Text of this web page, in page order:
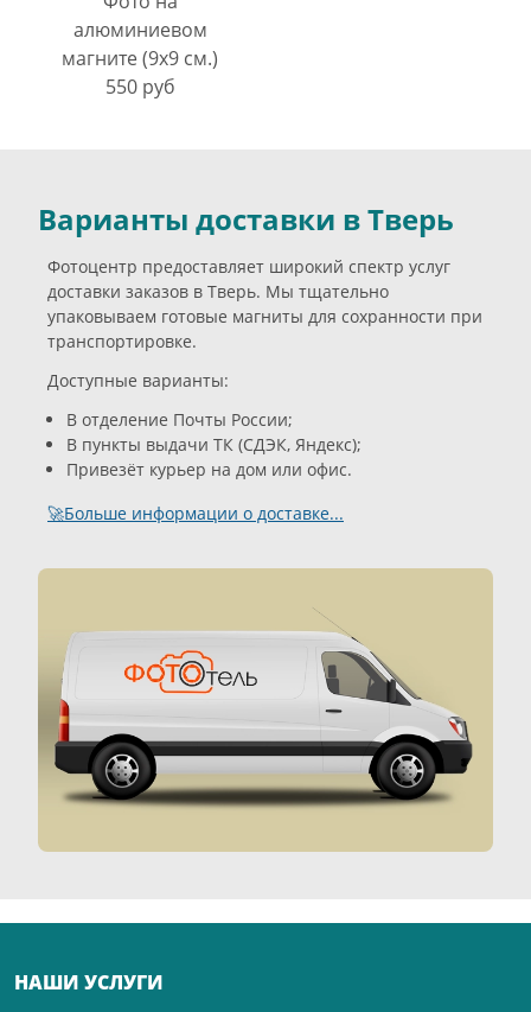
алюминиевом
магните (9х9 см.)
550 руб
Варианты доставки в Тверь
Фотоцентр предоставляет широкий спектр услуг
доставки заказов в Тверь. Мы тщательно
упаковываем готовые магниты для сохранности при
транспортировке.
Доступные варианты:
В отделение Почты России;
В пункты выдачи ТК (СДЭК, Яндекс);
Привезёт курьер на дом или офис.
🚀Больше информации о доставке...
НАШИ УСЛУГИ